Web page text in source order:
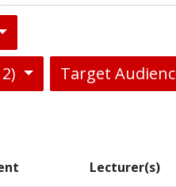
Target
Lecturer(s)